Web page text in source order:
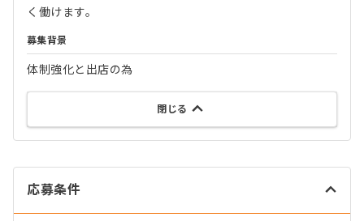
く働けます。
募集背景
体制強化と出店の為
閉じる
応募条件